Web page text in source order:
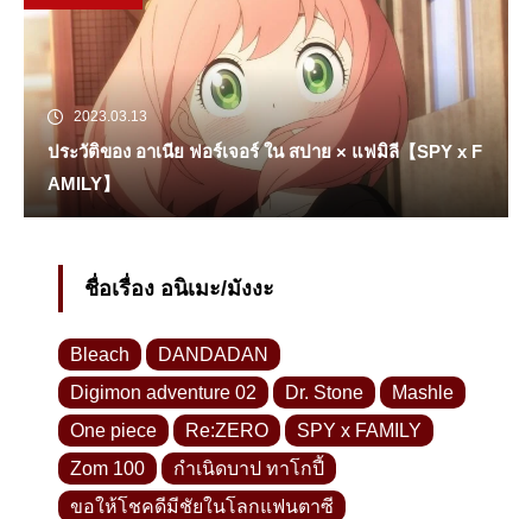
2023.03.13
ประวัติของ อาเนีย ฟอร์เจอร์ ใน สปาย × แฟมิลี【SPY x F
AMILY】
ชื่อเรื่อง อนิเมะ/มังงะ
Bleach
DANDADAN
Digimon adventure 02
Dr. Stone
Mashle
One piece
Re:ZERO
SPY x FAMILY
Zom 100
กำเนิดบาป ทาโกปี้
ขอให้โชคดีมีชัยในโลกแฟนตาซี